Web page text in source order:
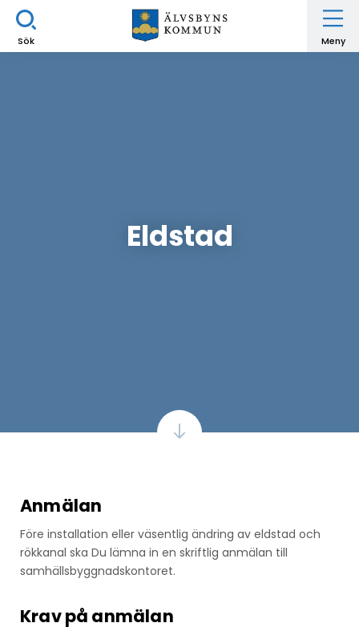
Sök Meny
Eldstad
Anmälan
Före installation eller väsentlig ändring av eldstad och
rökkanal ska Du lämna in en skriftlig anmälan till
samhällsbyggnadskontoret.
Krav på anmälan